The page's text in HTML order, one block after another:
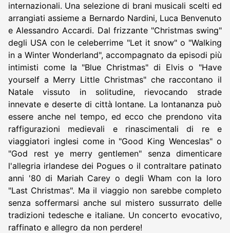
internazionali. Una selezione di brani musicali scelti ed
arrangiati assieme a Bernardo Nardini, Luca Benvenuto
e Alessandro Accardi. Dal frizzante "Christmas swing"
degli USA con le celeberrime "Let it snow" o "Walking
in a Winter Wonderland", accompagnato da episodi più
intimisti come la "Blue Christmas" di Elvis o "Have
yourself a Merry Little Christmas" che raccontano il
Natale vissuto in solitudine, rievocando strade
innevate e deserte di città lontane. La lontananza può
essere anche nel tempo, ed ecco che prendono vita
raffigurazioni medievali e rinascimentali di re e
viaggiatori inglesi come in "Good King Wenceslas" o
"God rest ye merry gentlemen" senza dimenticare
l'allegria irlandese dei Pogues o il contraltare patinato
anni '80 di Mariah Carey o degli Wham con la loro
"Last Christmas". Ma il viaggio non sarebbe completo
senza soffermarsi anche sul mistero sussurrato delle
tradizioni tedesche e italiane. Un concerto evocativo,
raffinato e allegro da non perdere!